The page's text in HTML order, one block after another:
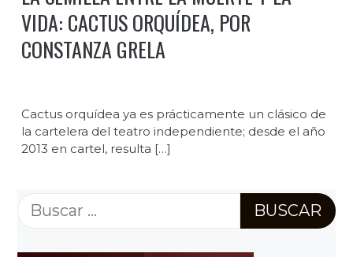
VIDA: CACTUS ORQUÍDEA, POR
CONSTANZA GRELA
Cactus orquídea ya es prácticamente un clásico de
la cartelera del teatro independiente; desde el año
2013 en cartel, resulta […]
Buscar: